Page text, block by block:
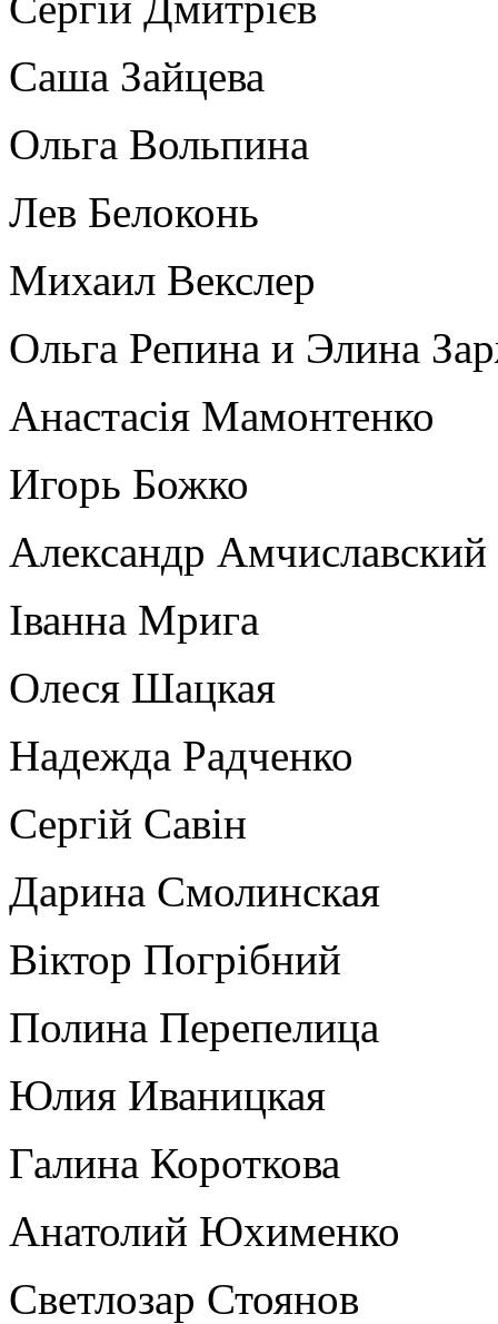
Саша Зайцева
Ольга Вольпина
Лев Белоконь
Михаил Векслер
Ольга Репина и Элина
Анастасія Мамонтенко
Игорь Божко
Александр Амчиславский
Іванна Мрига
Олеся Шацкая
Надежда Радченко
Сергій Савін
Дарина Смолинская
Віктор Погрібний
Полина Перепелица
Юлия Иваницкая
Галина Короткова
Анатолий Юхименко
Светлозар Стоянов